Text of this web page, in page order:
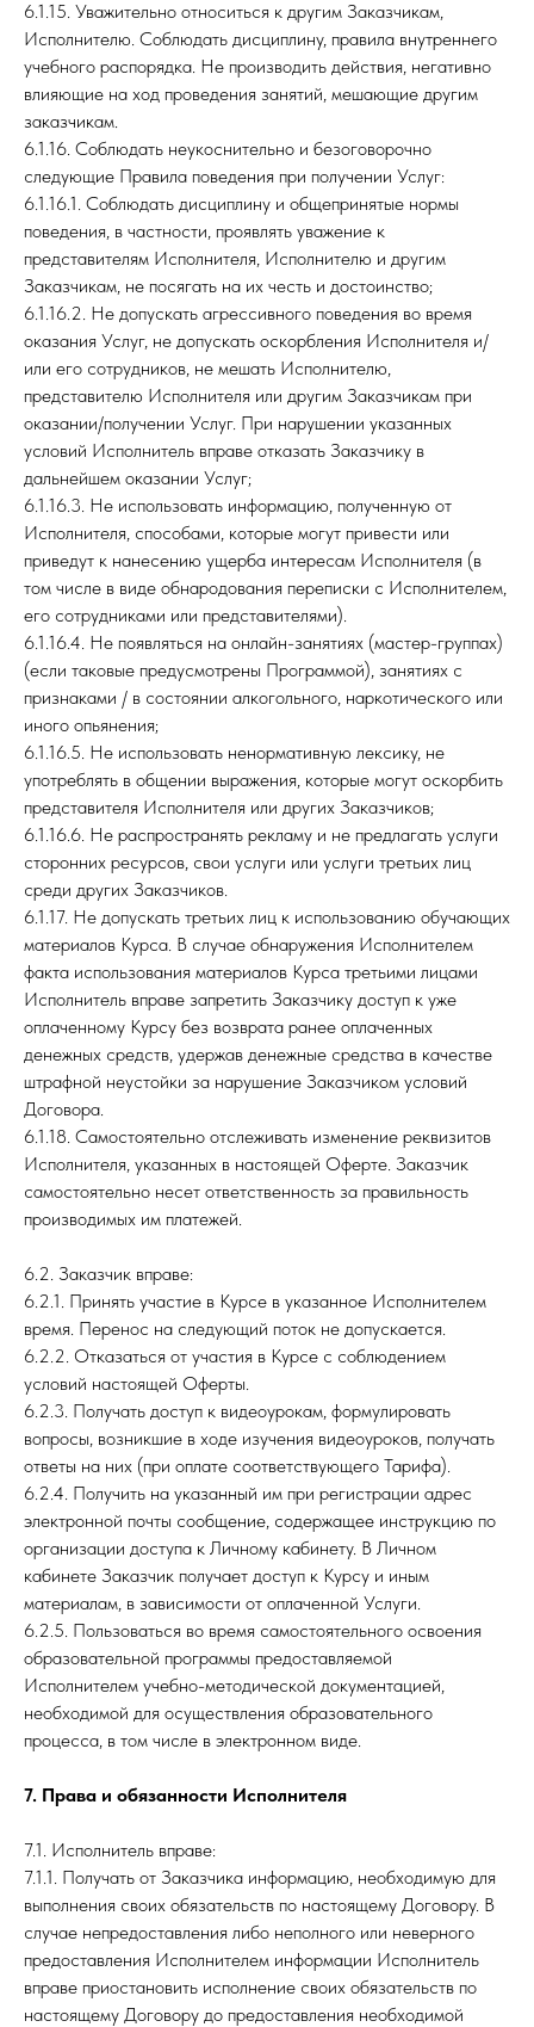
6.1.15. Уважительно относиться к другим Заказчикам,
Исполнителю. Соблюдать дисциплину, правила внутреннего
учебного распорядка. Не производить действия, негативно
влияющие на ход проведения занятий, мешающие другим
заказчикам.
6.1.16. Соблюдать неукоснительно и безоговорочно
следующие Правила поведения при получении Услуг:
6.1.16.1. Соблюдать дисциплину и общепринятые нормы
поведения, в частности, проявлять уважение к
представителям Исполнителя, Исполнителю и другим
Заказчикам, не посягать на их честь и достоинство;
6.1.16.2. Не допускать агрессивного поведения во время
оказания Услуг, не допускать оскорбления Исполнителя и/
или его сотрудников, не мешать Исполнителю,
представителю Исполнителя или другим Заказчикам при
оказании/получении Услуг. При нарушении указанных
условий Исполнитель вправе отказать Заказчику в
дальнейшем оказании Услуг;
6.1.16.3. Не использовать информацию, полученную от
Исполнителя, способами, которые могут привести или
приведут к нанесению ущерба интересам Исполнителя (в
том числе в виде обнародования переписки с Исполнителем,
его сотрудниками или представителями).
6.1.16.4. Не появляться на онлайн-занятиях (мастер-группах)
(если таковые предусмотрены Программой), занятиях с
признаками / в состоянии алкогольного, наркотического или
иного опьянения;
6.1.16.5. Не использовать ненормативную лексику, не
употреблять в общении выражения, которые могут оскорбить
представителя Исполнителя или других Заказчиков;
6.1.16.6. Не распространять рекламу и не предлагать услуги
сторонних ресурсов, свои услуги или услуги третьих лиц
среди других Заказчиков.
6.1.17. Не допускать третьих лиц к использованию обучающих
материалов Курса. В случае обнаружения Исполнителем
факта использования материалов Курса третьими лицами
Исполнитель вправе запретить Заказчику доступ к уже
оплаченному Курсу без возврата ранее оплаченных
денежных средств, удержав денежные средства в качестве
штрафной неустойки за нарушение Заказчиком условий
Договора.
6.1.18. Самостоятельно отслеживать изменение реквизитов
Исполнителя, указанных в настоящей Оферте. Заказчик
самостоятельно несет ответственность за правильность
производимых им платежей.
6.2. Заказчик вправе:
6.2.1. Принять участие в Курсе в указанное Исполнителем
время. Перенос на следующий поток не допускается.
6.2.2. Отказаться от участия в Курсе с соблюдением
условий настоящей Оферты.
6.2.3. Получать доступ к видеоурокам, формулировать
вопросы, возникшие в ходе изучения видеоуроков, получать
ответы на них (при оплате соответствующего Тарифа).
6.2.4. Получить на указанный им при регистрации адрес
электронной почты сообщение, содержащее инструкцию по
организации доступа к Личному кабинету. В Личном
кабинете Заказчик получает доступ к Курсу и иным
материалам, в зависимости от оплаченной Услуги.
6.2.5. Пользоваться во время самостоятельного освоения
образовательной программы предоставляемой
Исполнителем учебно-методической документацией,
необходимой для осуществления образовательного
процесса, в том числе в электронном виде.
7. Права и обязанности Исполнителя
7.1. Исполнитель вправе:
7.1.1. Получать от Заказчика информацию, необходимую для
выполнения своих обязательств по настоящему Договору. В
случае непредоставления либо неполного или неверного
предоставления Исполнителем информации Исполнитель
вправе приостановить исполнение своих обязательств по
настоящему Договору до предоставления необходимой